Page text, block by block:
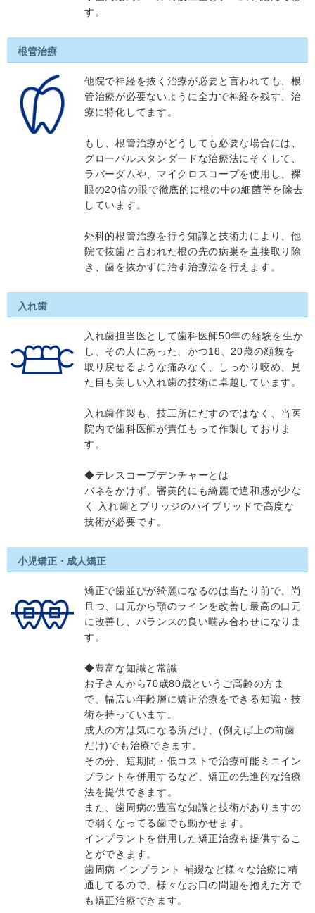
す。
根管治療
他院で神経を抜く治療が必要と言われても、根
管治療が必要ないように全力で神経を残す、治
療に特化してます。
もし、根管治療がどうしても必要な場合には、
グローバルスタンダードな治療法にそくして、
ラバーダムや、マイクロスコープを使用し、裸
眼の20倍の眼で徹底的に根の中の細菌等を除去
しています。
外科的根管治療を行う知識と技術力により、他
院で抜歯と言われた根の先の病巣を直接取り除
き、歯を抜かずに治す治療法を行えます。
入れ歯
入れ歯担当医として歯科医師50年の経験を生か
し、その人にあった、かつ18、20歳の顔貌を
取り戻せるような痛みなく、しっかり咬め、見
た目も美しい入れ歯の技術に卓越しています。
入れ歯作製も、技工所にだすのではなく、当医
院内で歯科医師が責任もって作製しておりま
す。
◆テレスコープデンチャーとは
バネをかけず、審美的にも綺麗で違和感が少な
く 入れ歯とブリッジのハイブリッドで高度な
技術が必要です。
小児矯正・成人矯正
矯正で歯並びが綺麗になるのは当たり前で、尚
且つ、口元から顎のラインを改善し最高の口元
に改善し、バランスの良い噛み合わせになりま
す。
◆豊富な知識と常識
お子さんから70歳80歳というご高齢の方ま
で、幅広い年齢層に矯正治療をできる知識・技
術を持っています。
成人の方は気になる所だけ、(例えば上の前歯
だけ)でも治療できます。
その分、短期間・低コストで治療可能ミニイン
プラントを併用するなど、矯正の先進的な治療
法を提供できます。
また、歯周病の豊富な知識と技術がありますの
で弱くなってる歯でも動かせます。
インプラントを併用した矯正治療も提供するこ
とができます。
歯周病 インプラント 補綴など様々な治療に精
通してるので、様々なお口の問題を抱えた方で
も矯正治療できます。